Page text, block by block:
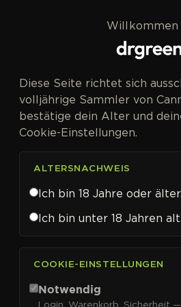
Big Bang
Bewusst nicht die
Willkommen
Diese Seite richtet sich
volljährige Sammler von
bestätige dein Alter und
Cookie-Einstellungen.
ALTERSNACHWEIS
Ich bin 18 Jahre oder älter.
Ich bin unter 18 Jahren alt.
COOKIE-EINSTELLUNGEN
Notwendig
Login, Warenkorb, Sicherheit